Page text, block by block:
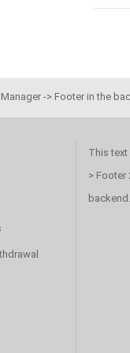
-> Footer in the
This text
> Footer
backend.